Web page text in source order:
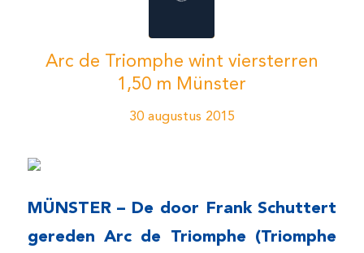
Arc de Triomphe wint viersterren
1,50 m Münster
30 augustus 2015
MÜNSTER – De door Frank Schuttert
gereden Arc de Triomphe (Triomphe